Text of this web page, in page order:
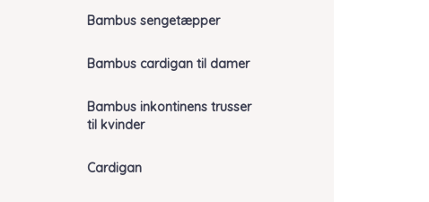
Bambus sengetæpper
Bambus cardigan til damer
Bambus inkontinens trusser
til kvinder
Cardigan